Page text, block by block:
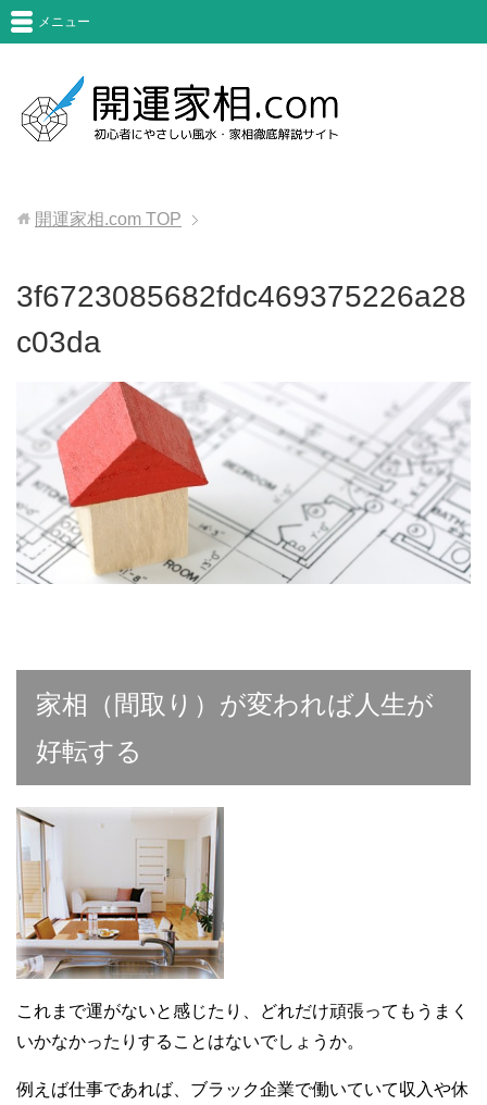
メニュー
開運家相.com TOP
3f6723085682fdc469375226a28
c03da
家相（間取り）が変われば人生が
好転する
これまで運がないと感じたり、どれだけ頑張ってもうまく
いかなかったりすることはないでしょうか。
例えば仕事であれば、ブラック企業で働いていて収入や休